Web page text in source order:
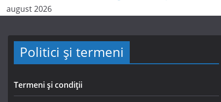
august 2026
Politici și termeni
Termeni și condiții